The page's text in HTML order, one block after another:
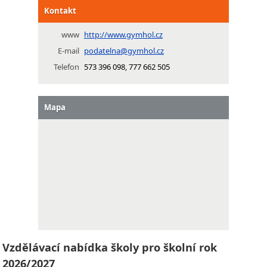
Kontakt
www http://www.gymhol.cz
E-mail podatelna@gymhol.cz
Telefon 573 396 098, 777 662 505
Mapa
Vzdělávací nabídka školy pro školní rok
2026/2027